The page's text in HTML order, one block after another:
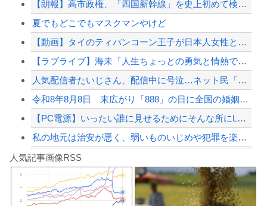
【朗報】高市政権、「四国新幹線」を史上初めて検討開始
ジャンポケ斎藤と代理人のやりとり、「地獄すぎて完全にコントになってる……」と衝撃...
【配信者】「金バエ」のSNS更新が1週間途絶え、様々な憶測が飛び交う。1週間ぶり...
【緊急速報】NYで警官が黒人男性の首を絞め、暴動第二波不可避へ
Powered by livedoor 相互RSS
【朗報】高市政権、「四国新幹線」を史上初めて検討開始
夏でもどこでもマスクマンやけど
【動画】タイのティパンコーン王子が日本人女性とデートか？
【ラブライブ】海未「人生ちょっとの勇気と情熱でしょう」【IF】
人気配信者たいじさん、配信中に号泣…ネット民「こんな姿初めて見た」
令和8年8月8日 末広がり「888」の日に全国の婚姻窓口が大行列＆芸能人も結婚ラ...
【PC電源】いったい誰に見せるためにそんな所にLCD付けるのかな
私の地元は治安が悪く、弱いものいじめや犯罪を楽しみながら行うことが陽キャの条件だ...
【誰？】日本をダメにした総理大臣と言えば？
8/4のニュース
人気記事画像RSS